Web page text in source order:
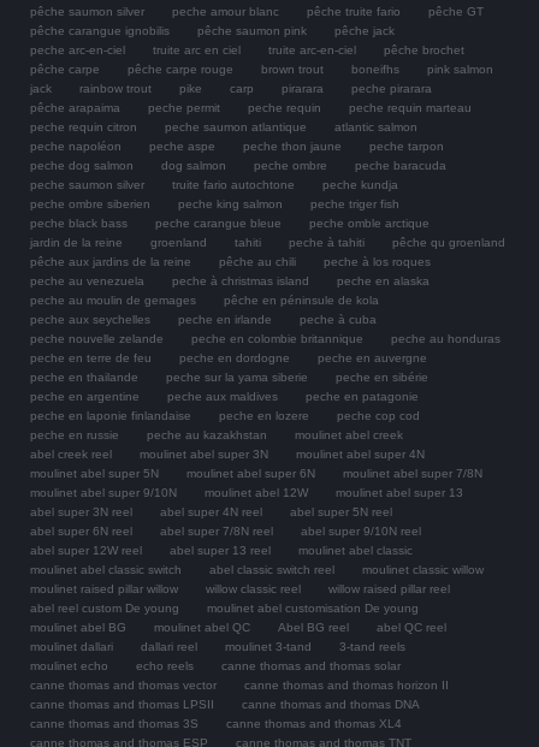
pêche saumon silver
peche amour blanc pêche truite fario
pêche GT
pêche carangue ignobilis
pêche saumon pink
pêche jack
peche arc-en-ciel
truite arc en ciel truite arc-en-ciel
pêche brochet
pêche carpe
pêche carpe rouge brown trout boneifhs
pink salmon
jack
rainbow trout pike carp pirarara
peche pirarara
pêche arapaima
peche permit peche requin
peche requin marteau
peche requin citron
peche saumon atlantique
atlantic salmon
peche napoléon
peche aspe peche thon jaune
peche tarpon
peche dog salmon
dog salmon peche ombre
peche baracuda
peche saumon silver
truite fario autochtone
peche kundja
peche ombre siberien
peche king salmon
peche triger fish
peche black bass
peche carangue bleue
peche omble arctique
jardin de la reine
groenland tahiti peche à tahiti
pêche qu groenland
pêche aux jardins de la reine
pêche au chili
peche à los roques
peche au venezuela
peche à christmas island
peche en alaska
peche au moulin de gemages
pêche en péninsule de kola
peche aux seychelles
peche en irlande
peche à cuba
peche nouvelle zelande
peche en colombie britannique
peche au honduras
peche en terre de feu
peche en dordogne
peche en auvergne
peche en thailande
peche sur la yama siberie
peche en sibérie
peche en argentine
peche aux maldives
peche en patagonie
peche en laponie finlandaise
peche en lozere
peche cop cod
peche en russie
peche au kazakhstan
moulinet abel creek
abel creek reel
moulinet abel super 3N
moulinet abel super 4N
moulinet abel super 5N
moulinet abel super 6N
moulinet abel super 7/8N
moulinet abel super 9/10N
moulinet abel 12W
moulinet abel super 13
abel super 3N reel
abel super 4N reel
abel super 5N reel
abel super 6N reel
abel super 7/8N reel
abel super 9/10N reel
abel super 12W reel
abel super 13 reel
moulinet abel classic
moulinet abel classic switch
abel classic switch reel
moulinet classic willow
moulinet raised pillar willow
willow classic reel
willow raised pillar reel
abel reel custom De young
moulinet abel customisation De young
moulinet abel BG
moulinet abel QC Abel BG reel
abel QC reel
moulinet dallari
dallari reel moulinet 3-tand
3-tand reels
moulinet echo
echo reels
canne thomas and thomas solar
canne thomas and thomas vector
canne thomas and thomas horizon II
canne thomas and thomas LPSII
canne thomas and thomas DNA
canne thomas and thomas 3S
canne thomas and thomas XL4
canne thomas and thomas ESP
canne thomas and thomas TNT